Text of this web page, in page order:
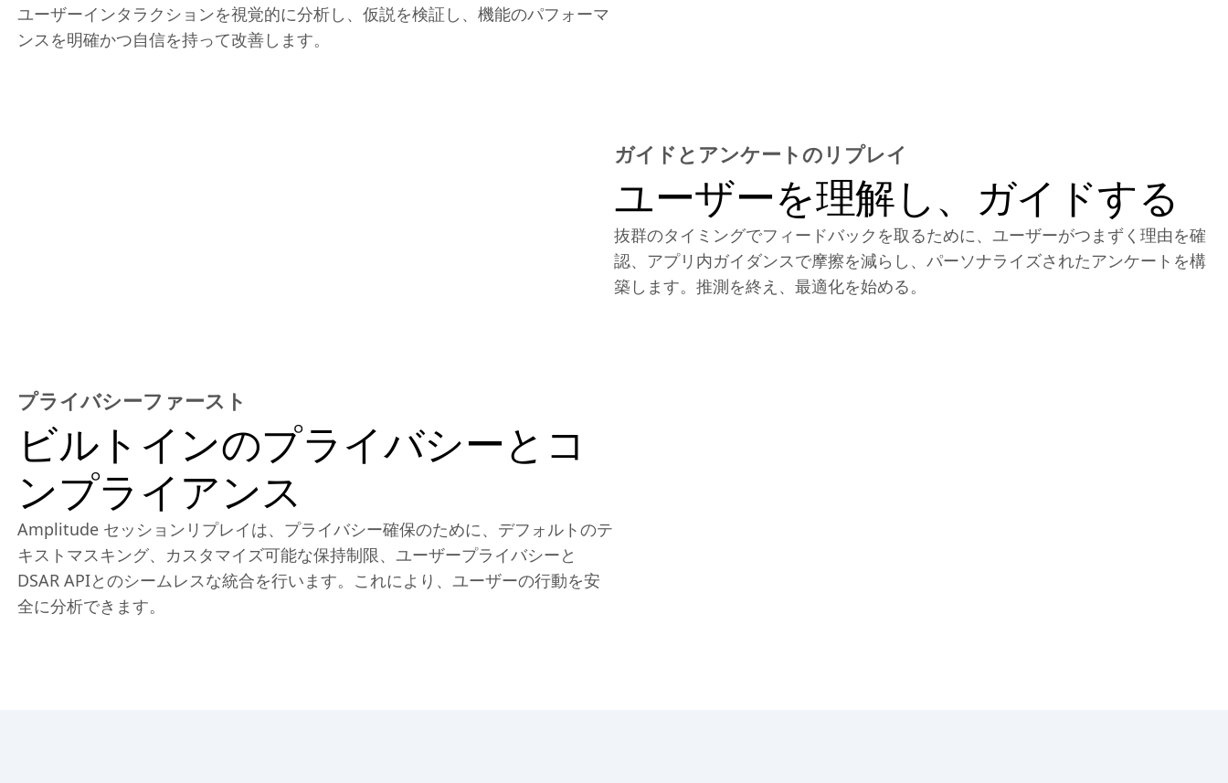
ユーザーインタラクションを視覚的に分析し、仮説を検証し、機能のパフォーマ
ンスを明確かつ自信を持って改善します。
ガイドとアンケートのリプレイ
ユーザーを理解し、ガイドする
抜群のタイミングでフィードバックを取るために、ユーザーがつまずく理由を確
認、アプリ内ガイダンスで摩擦を減らし、パーソナライズされたアンケートを構
築します。推測を終え、最適化を始める。
プライバシーファースト
ビルトインのプライバシーとコ
ンプライアンス
Amplitude セッションリプレイは、プライバシー確保のために、デフォルトのテ
キストマスキング、カスタマイズ可能な保持制限、ユーザープライバシーと
DSAR APIとのシームレスな統合を行います。これにより、ユーザーの行動を安
全に分析できます。